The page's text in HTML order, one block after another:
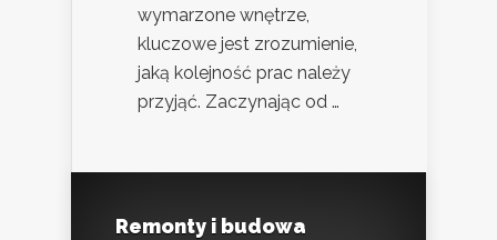
wymarzone wnętrze,
kluczowe jest zrozumienie,
jaką kolejność prac należy
przyjąć. Zaczynając od …
Remonty i budowa